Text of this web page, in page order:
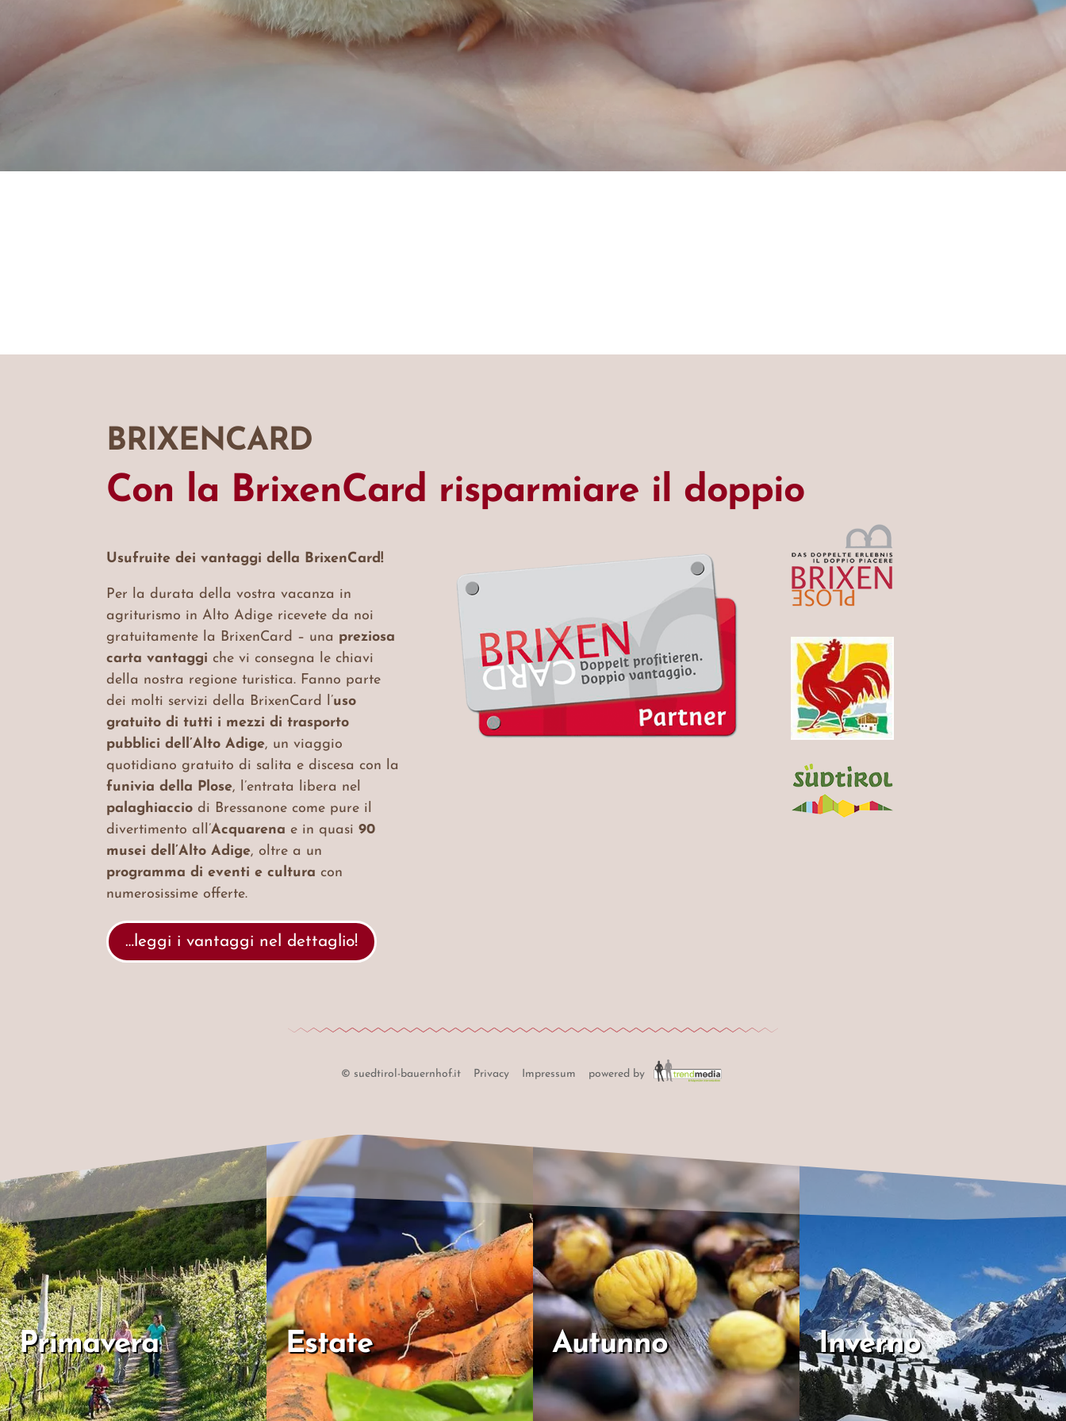
BRIXENCARD
Con la BrixenCard risparmiare il doppio
Usufruite dei vantaggi della BrixenCard!
Per la durata della vostra vacanza in
agriturismo in Alto Adige ricevete da noi
gratuitamente la BrixenCard – una preziosa
carta vantaggi che vi consegna le chiavi
della nostra regione turistica. Fanno parte
dei molti servizi della BrixenCard l’uso
gratuito di tutti i mezzi di trasporto
pubblici dell’Alto Adige, un viaggio
quotidiano gratuito di salita e discesa con la
funivia della Plose, l’entrata libera nel
palaghiaccio di Bressanone come pure il
divertimento all’Acquarena e in quasi90
musei dell’Alto Adige, oltre a un
programma di eventi e cultura con
numerosissime offerte.
…leggi i vantaggi nel dettaglio!
© suedtirol-bauernhof.it Privacy Impressum powered by
Primavera Estate Autunno Inverno